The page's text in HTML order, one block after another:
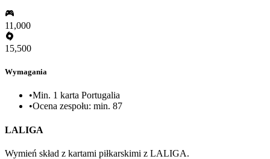
11,000
15,500
Wymagania
•Min. 1 karta Portugalia
•Ocena zespołu: min. 87
LALIGA
Wymień skład z kartami piłkarskimi z LALIGA.